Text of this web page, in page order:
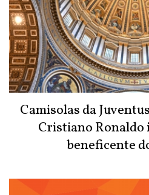
Camisolas da
Cristiano Ronaldo
beneficente